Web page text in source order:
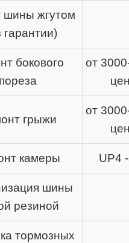
шины жгутом
гарантии)
бокового
пореза
от
грыжи
от
камеры UP4
шины
резиной
тормозных